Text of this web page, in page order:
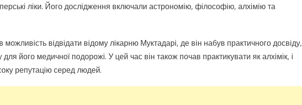
перські ліки. Його дослідження включали астрономію, філософію, алхімію та
відвідати відому лікарню Муктадарі, де він набув практичного досвіду,
його медичної подорожі. У цей час він також почав практикувати як алхімік, і
репутацію серед людей.